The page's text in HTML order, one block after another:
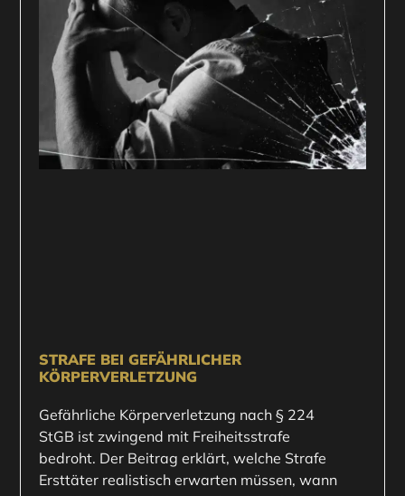
STRAFE BEI GEFÄHRLICHER
KÖRPERVERLETZUNG
Gefährliche Körperverletzung nach § 224
StGB ist zwingend mit Freiheitsstrafe
bedroht. Der Beitrag erklärt, welche Strafe
Ersttäter realistisch erwarten müssen, wann